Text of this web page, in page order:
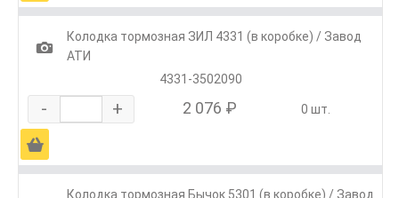
1
Колодка тормозная ЗИЛ 4331 (в коробке) / Завод
АТИ
4331-3502090
- + 2 076 ₽ 0 шт.
Ä
Колодка тормозная Бычок 5301 (в коробке) / Завод